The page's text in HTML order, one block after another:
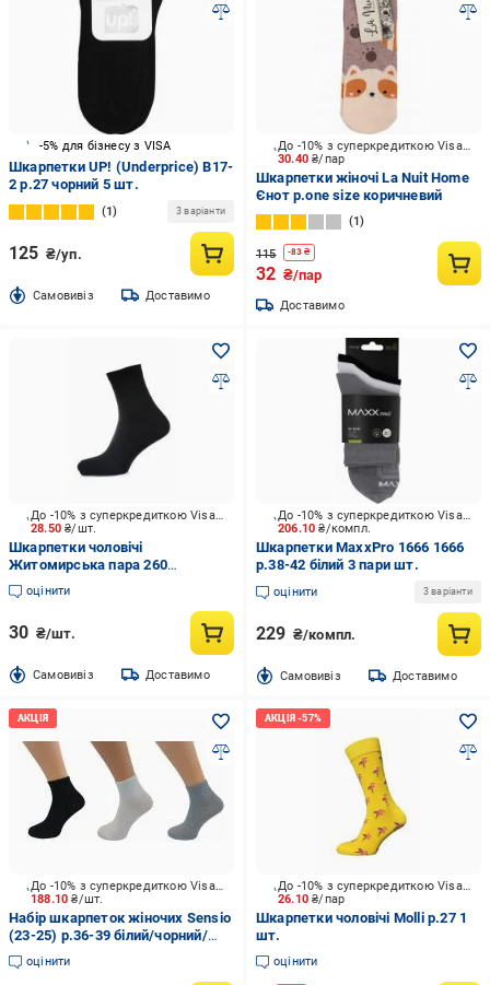
-5% для бізнесу з VISA
Шкарпетки UP! (Underprice) В17-
2 р.27 чорний 5 шт.
1 3 варіанти
125 ₴/уп.
Cамовивіз Доставимо
30.40₴/пар
До -10% з суперкредиткою Visa Вигода
Шкарпетки жіночі La Nuit Home
Єнот р.one size коричневий
1
115 -83 ₴
32 ₴/пар
Доставимо
28.50₴/шт.
До -10% з суперкредиткою Visa Вигода
Шкарпетки чоловічі
Житомирська пара 260
(класичні) 00 р.42-43 чорний 1
шт.
оцінити
30 ₴/шт.
Cамовивіз Доставимо
206.10₴/компл.
До -10% з суперкредиткою Visa Вигода
Шкарпетки MaxxPro 1666 1666
р.38-42 білий 3 пари шт.
оцінити 3 варіанти
229 ₴/компл.
Cамовивіз Доставимо
188.10₴/шт.
До -10% з суперкредиткою Visa Вигода
Набір шкарпеток жіночих Sensio
(23-25) р.36-39 білий/чорний/
сірий 3 шт.
оцінити
26.10₴/пар
До -10% з суперкредиткою Visa Вигода
Шкарпетки чоловічі Molli р.27 1
шт.
оцінити